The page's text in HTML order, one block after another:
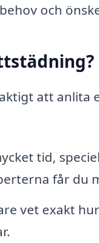
och
att
tid,
får du
vet exakt